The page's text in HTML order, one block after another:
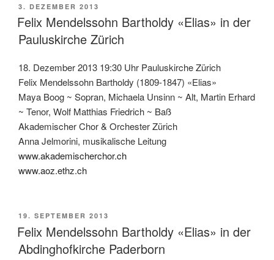
VERÖFFENTLICHT
AM
3. DEZEMBER 2013
Felix Mendelssohn Bartholdy «Elias» in der
Pauluskirche Zürich
18. Dezember 2013 19:30 Uhr Pauluskirche Zürich
Felix Mendelssohn Bartholdy (1809-1847) «Elias»
Maya Boog ~ Sopran, Michaela Unsinn ~ Alt, Martin Erhard
~ Tenor, Wolf Matthias Friedrich ~ Baß
Akademischer Chor & Orchester Zürich
Anna Jelmorini, musikalische Leitung
www.akademischerchor.ch
www.aoz.ethz.ch
VERÖFFENTLICHT
AM
19. SEPTEMBER 2013
Felix Mendelssohn Bartholdy «Elias» in der
Abdinghofkirche Paderborn